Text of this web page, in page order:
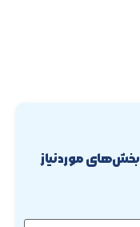
بخش‌های موردنیاز